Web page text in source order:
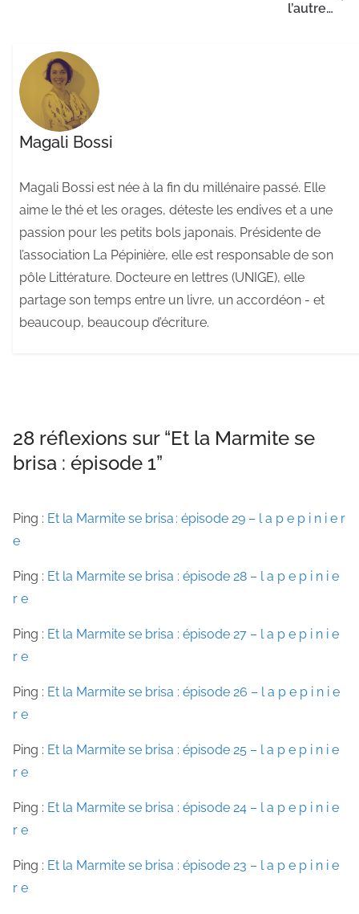
l’autre…
Magali Bossi
Magali Bossi est née à la fin du millénaire passé. Elle
aime le thé et les orages, déteste les endives et a une
passion pour les petits bols japonais. Présidente de
l’association La Pépinière, elle est responsable de son
pôle Littérature. Docteure en lettres (UNIGE), elle
partage son temps entre un livre, un accordéon - et
beaucoup, beaucoup d’écriture.
28 réflexions sur “Et la Marmite se
brisa : épisode 1”
Ping : Et la Marmite se brisa : épisode 29 – l a p e p i n i e r
e
Ping : Et la Marmite se brisa : épisode 28 – l a p e p i n i e
r e
Ping : Et la Marmite se brisa : épisode 27 – l a p e p i n i e
r e
Ping : Et la Marmite se brisa : épisode 26 – l a p e p i n i e
r e
Ping : Et la Marmite se brisa : épisode 25 – l a p e p i n i e
r e
Ping : Et la Marmite se brisa : épisode 24 – l a p e p i n i e
r e
Ping : Et la Marmite se brisa : épisode 23 – l a p e p i n i e
r e